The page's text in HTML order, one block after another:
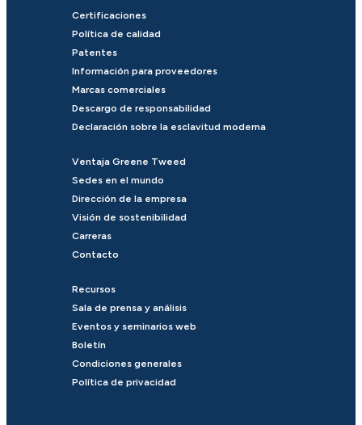
Certificaciones
Política de calidad
Patentes
Información para proveedores
Marcas comerciales
Descargo de responsabilidad
Declaración sobre la esclavitud moderna
Ventaja Greene Tweed
Sedes en el mundo
Dirección de la empresa
Visión de sostenibilidad
Carreras
Contacto
Recursos
Sala de prensa y análisis
Eventos y seminarios web
Boletín
Condiciones generales
Política de privacidad